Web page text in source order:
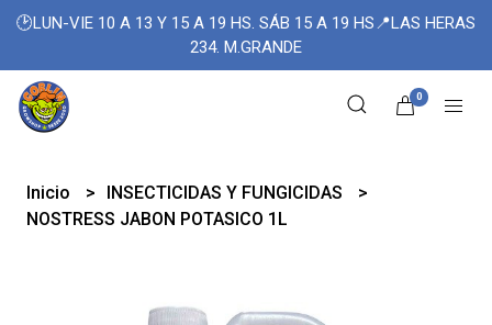
🕑LUN-VIE 10 A 13 Y 15 A 19 HS. SÁB 15 A 19 HS📍LAS HERAS
234. M.GRANDE
0
Inicio
INSECTICIDAS Y FUNGICIDAS
NOSTRESS JABON POTASICO 1L